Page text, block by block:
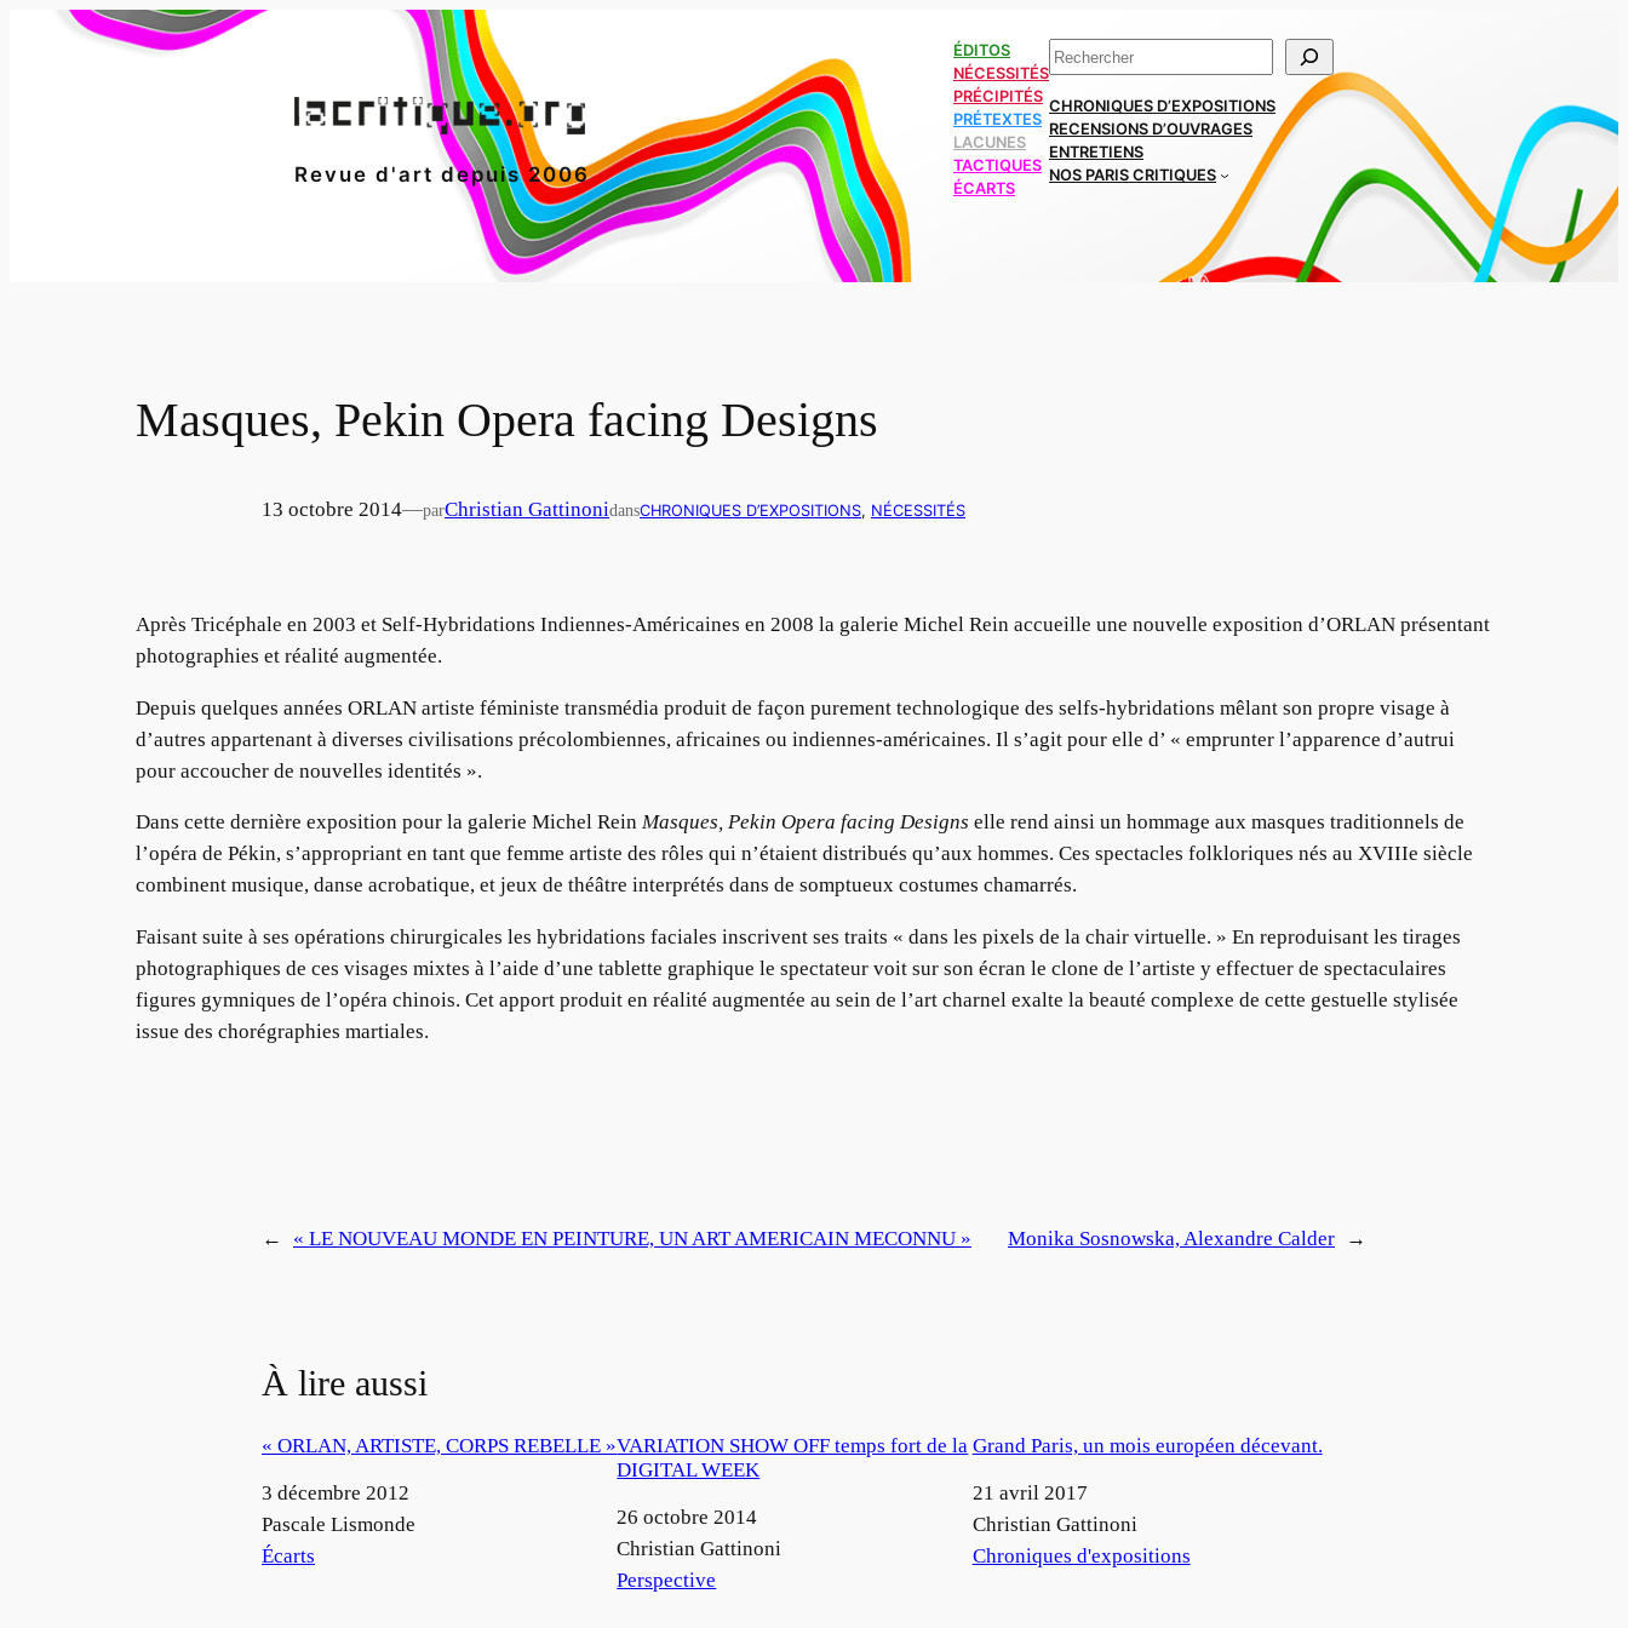
Revue d'art depuis 2006
ÉDITOS
NÉCESSITÉS
PRÉCIPITÉS
PRÉTEXTES
LACUNES
TACTIQUES
ÉCARTS
Rechercher
CHRONIQUES D’EXPOSITIONS
RECENSIONS D’OUVRAGES
ENTRETIENS
NOS PARIS CRITIQUES
Masques, Pekin Opera facing Designs
13 octobre 2014—parChristian GattinonidansCHRONIQUES D’EXPOSITIONS, NÉCESSITÉS
Après Tricéphale en 2003 et Self-Hybridations Indiennes-Américaines en 2008 la galerie Michel Rein accueille une nouvelle exposition d’ORLAN présentant
photographies et réalité augmentée.
Depuis quelques années ORLAN artiste féministe transmédia produit de façon purement technologique des selfs-hybridations mêlant son propre visage à
d’autres appartenant à diverses civilisations précolombiennes, africaines ou indiennes-américaines. Il s’agit pour elle d’ « emprunter l’apparence d’autrui
pour accoucher de nouvelles identités ».
Dans cette dernière exposition pour la galerie Michel Rein Masques, Pekin Opera facing Designs elle rend ainsi un hommage aux masques traditionnels de
l’opéra de Pékin, s’appropriant en tant que femme artiste des rôles qui n’étaient distribués qu’aux hommes. Ces spectacles folkloriques nés au XVIIIe siècle
combinent musique, danse acrobatique, et jeux de théâtre interprétés dans de somptueux costumes chamarrés.
Faisant suite à ses opérations chirurgicales les hybridations faciales inscrivent ses traits « dans les pixels de la chair virtuelle. » En reproduisant les tirages
photographiques de ces visages mixtes à l’aide d’une tablette graphique le spectateur voit sur son écran le clone de l’artiste y effectuer de spectaculaires
figures gymniques de l’opéra chinois. Cet apport produit en réalité augmentée au sein de l’art charnel exalte la beauté complexe de cette gestuelle stylisée
issue des chorégraphies martiales.
← « LE NOUVEAU MONDE EN PEINTURE, UN ART AMERICAIN MECONNU » Monika Sosnowska, Alexandre Calder →
À lire aussi
« ORLAN, ARTISTE, CORPS REBELLE »
Date
3 décembre 2012
Auteur
Pascale Lismonde
Par rapport à
Écarts
VARIATION SHOW OFF temps fort de la
DIGITAL WEEK
Date
26 octobre 2014
Auteur
Christian Gattinoni
Par rapport à
Perspective
Grand Paris, un mois européen décevant.
Date
21 avril 2017
Auteur
Christian Gattinoni
Par rapport à
Chroniques d'expositions